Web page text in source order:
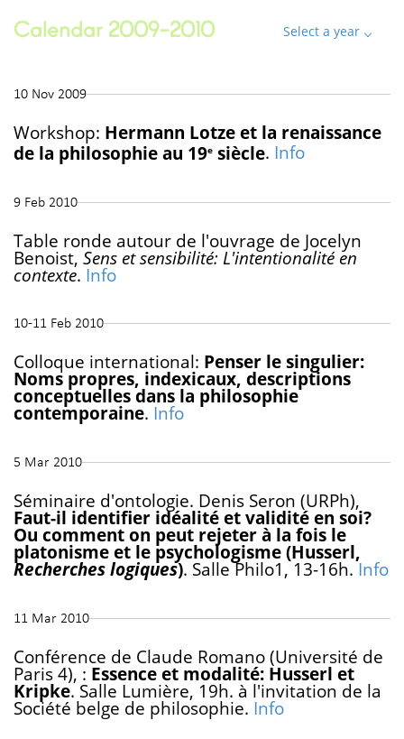
Select a year
Calendar 2009-2010
10 Nov 2009
Workshop: Hermann Lotze et la renaissance
de la philosophie au 19e siècle. Info
9 Feb 2010
Table ronde autour de l'ouvrage de Jocelyn
Benoist, Sens et sensibilité: L'intentionalité en
contexte. Info
10-11 Feb 2010
Colloque international: Penser le singulier:
Noms propres, indexicaux, descriptions
conceptuelles dans la philosophie
contemporaine. Info
5 Mar 2010
Séminaire d'ontologie. Denis Seron (URPh),
Faut-il identifier idéalité et validité en soi?
Ou comment on peut rejeter à la fois le
platonisme et le psychologisme (Husserl,
Recherches logiques). Salle Philo1, 13-16h.Info
11 Mar 2010
Conférence de Claude Romano (Université de
Paris 4), : Essence et modalité: Husserl et
Kripke. Salle Lumière, 19h. à l'invitation de la
Société belge de philosophie. Info